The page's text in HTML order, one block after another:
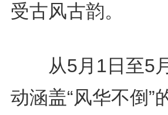
受古风古韵。
从5月1日至5月
动涵盖“风华不倒”